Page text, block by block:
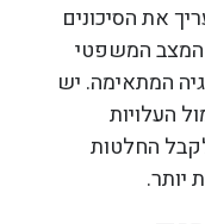
את הסיכונים
המצב המשפטי
המתאימה. יש
העלויות
החלטות
יותר.